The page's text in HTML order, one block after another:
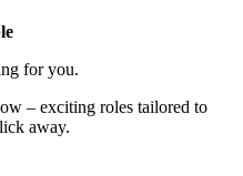
for you.
– exciting roles tailored to
away.